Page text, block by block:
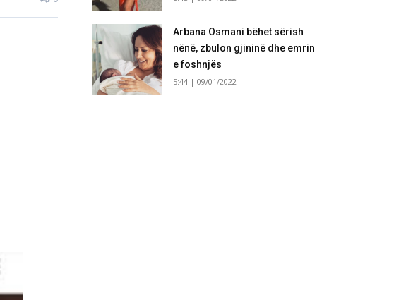
Arbana Osmani bëhet sërish
nënë, zbulon gjininë dhe emrin
e foshnjës
5:44 | 09/01/2022